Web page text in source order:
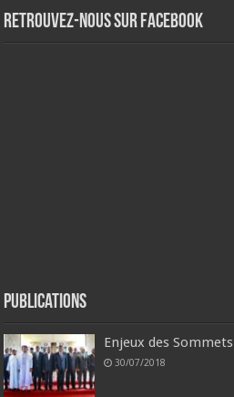
Retrouvez-nous sur Facebook
Publications
Enjeux des Sommets
30/07/2018